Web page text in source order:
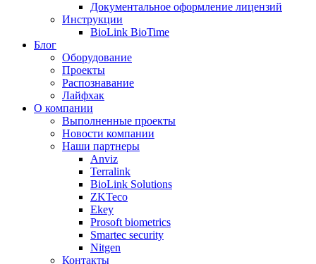
Документальное оформление лицензий
Инструкции
BioLink BioTime
Блог
Оборудование
Проекты
Распознавание
Лайфхак
О компании
Выполненные проекты
Новости компании
Наши партнеры
Anviz
Terralink
BioLink Solutions
ZKTeco
Ekey
Prosoft biometrics
Smartec security
Nitgen
Контакты